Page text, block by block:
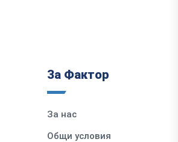
За Фактор
За нас
Общи условия